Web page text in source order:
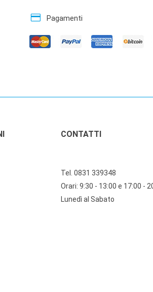
credit_card Pagamenti
CONTATTI
Tel. 0831 339348
Orari: 9:30 - 13:00 e 17:00 -
Lunedì al Sabato